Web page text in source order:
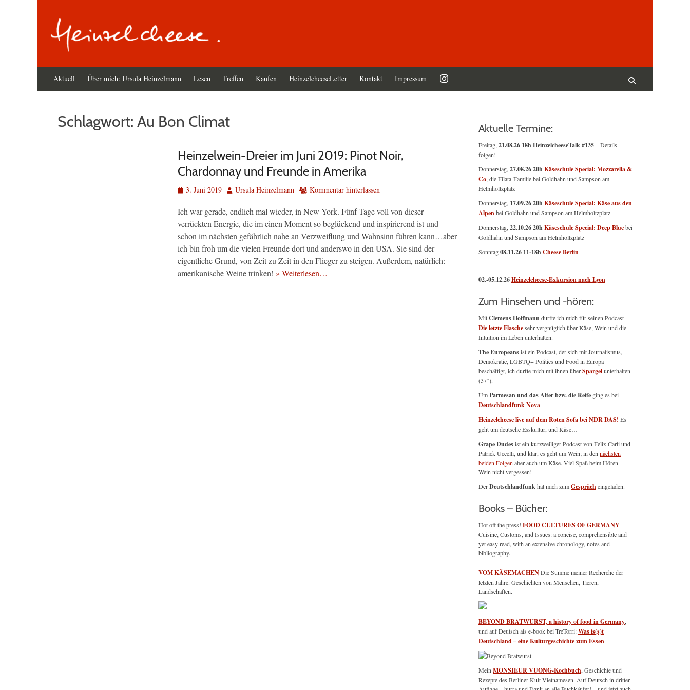
Primäres
Menü
Aktuell Über mich: Ursula Heinzelmann Lesen Treffen Kaufen HeinzelcheeseLetter Kontakt Impressum
Schlagwort: Au Bon Climat
Heinzelwein-Dreier im Juni 2019: Pinot Noir,
Chardonnay und Freunde in Amerika
Veröffentlicht
3. Juni 2019 AutorUrsula Heinzelmann Kommentar hinterlassen
Ich war gerade, endlich mal wieder, in New York. Fünf Tage voll von dieser
verrückten Energie, die im einen Moment so beglückend und inspirierend ist und
schon im nächsten gefährlich nahe an Verzweiflung und Wahnsinn führen kann…aber
ich bin froh um die vielen Freunde dort und anderswo in den USA. Sie sind der
eigentliche Grund, von Zeit zu Zeit in den Flieger zu steigen. Außerdem, natürlich:
amerikanische Weine trinken! » Weiterlesen…
Aktuelle Termine:
Freitag, 21.08.26 18h HeinzelcheeseTalk #135– Details
folgen!
Donnerstag, 27.08.26 20hKäseschule Special: Mozzarella &
Co , die Filata-Familie bei Goldhahn und Sampson am
Helmholtzplatz
Donnerstag, 17.09.26 20hKäseschule Special: Käse aus den
Alpenbei Goldhahn und Sampson am Helmholtzplatz
Donnerstag, 22.10.26 20hKäseschule Special: Deep Bluebei
Goldhahn und Sampson am Helmholtzplatz
Sonntag08.11.26 11-18hCheese Berlin
02.-05.12.26Heinzelcheese-Exkursion nach Lyon
Zum Hinsehen und -hören:
MitClemens Hoffmanndurfte ich mich für seinen Podcast
Die letzte Flaschesehr vergnüglich über Käse, Wein und die
Intuition im Leben unterhalten.
The Europeansist ein Podcast, der sich mit Journalismus,
Demokratie, LGBTQ+ Politics und Food in Europa
beschäftigt, ich durfte mich mit ihnen überSpargelunterhalten
(37“).
UmParmesan und das Alter bzw. die Reife ging es bei
Deutschlandfunk Nova.
Heinzelcheese live auf dem Roten Sofa bei NDR DAS! Es
geht um deutsche Esskultur, und Käse…
Grape Dudesist ein kurzweiliger Podcast von Felix Carli und
Patrick Uccelli, und klar, es geht um Wein; in den nächsten
beiden Folgen aber auch um Käse. Viel Spaß beim Hören –
Wein nicht vergessen!
DerDeutschlandfunkhat mich zumGesprächeingeladen.
Books – Bücher:
Hot off the press! FOOD CULTURES OF GERMANY
Cuisine, Customs, and Issues: a concise, comprehensible and
yet easy read, with an extensive chronology, notes and
bibliography.
VOM KÄSEMACHENDie Summe meiner Recherche der
letzten Jahre. Geschichten von Menschen, Tieren,
Landschaften.
BEYOND BRATWURST, a history of food in Germany
und auf Deutsch als e-book bei TreTorri:Was is(s)t
Deutschland – eine Kulturgeschichte zum Essen
Mein MONSIEUR VUONG-Kochbuch , Geschichte und
Rezepte des Berliner Kult-Vietnamesen. Auf Deutsch in dritter